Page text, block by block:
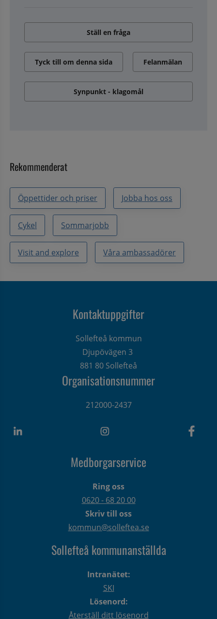
Ställ en fråga
Tyck till om denna sida Felanmälan
Synpunkt - klagomål
Rekommenderat
Öppettider och priser Jobba hos oss
Cykel Sommarjobb
Visit and explore Våra ambassadörer
Kontaktuppgifter
Sollefteå kommun
Djupövägen 3
881 80 Sollefteå
Organisationsnummer
212000-2437
Medborgarservice
Ring oss
0620 - 68 20 00
Skriv till oss
kommun@solleftea.se
Sollefteå kommunanställda
Intranätet:
SKI
Lösenord:
Återställ ditt lösenord